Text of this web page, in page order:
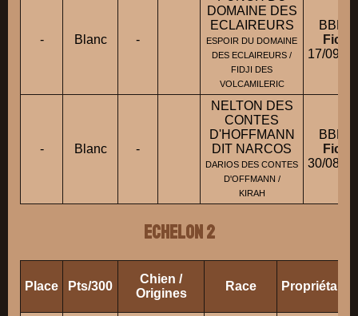
- Blanc -
DOMAINE DES
ECLAIREURS
ESPOIR DU DOMAINE
DES ECLAIREURS /
FIDJI DES
VOLCAMILERIC
BBM
Fiche
17/09/
- Blanc -
NELTON DES
CONTES
D'HOFFMANN
DIT NARCOS
DARIOS DES CONTES
D'OFFMANN /
KIRAH
BBM
Fiche
30/08/
ECHELON 2
Place Pts/300
Chien /
Origines
Race